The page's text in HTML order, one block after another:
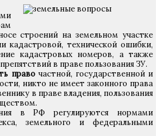
строений на земельном участке
кадастровой, технической ошибки,
кадастровых номеров, а также
в праве пользования ЗУ.
правочастной, государственной и
никто не имеет законного права
в праве владения, пользования
в РФ регулируются нормами
земельного и федеральными